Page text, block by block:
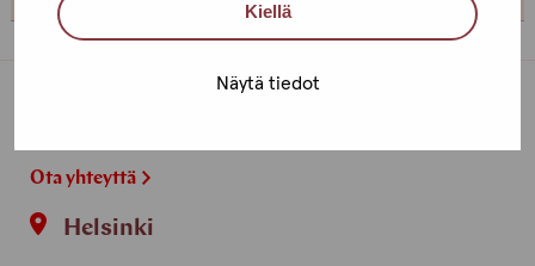
Kiellä
Näytä tiedot
Ota yhteyttä
Helsinki